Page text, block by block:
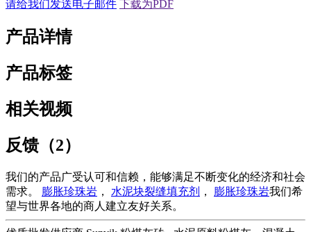
请给我们发送电子邮件 下载为PDF
产品详情
产品标签
相关视频
反馈（2）
我们的产品广受认可和信赖，能够满足不断变化的经济和社会
需求。 膨胀珍珠岩 ， 水泥块裂缝填充剂 ， 膨胀珍珠岩我们希
望与世界各地的商人建立友好关系。